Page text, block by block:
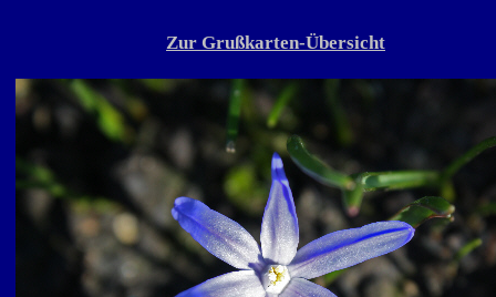
Zur Grußkarten-Übersicht